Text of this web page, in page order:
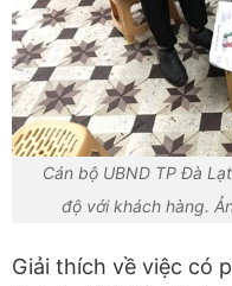
Cán bộ UBND TP Đà
độ với khách hàng.
Giải thích về việc có